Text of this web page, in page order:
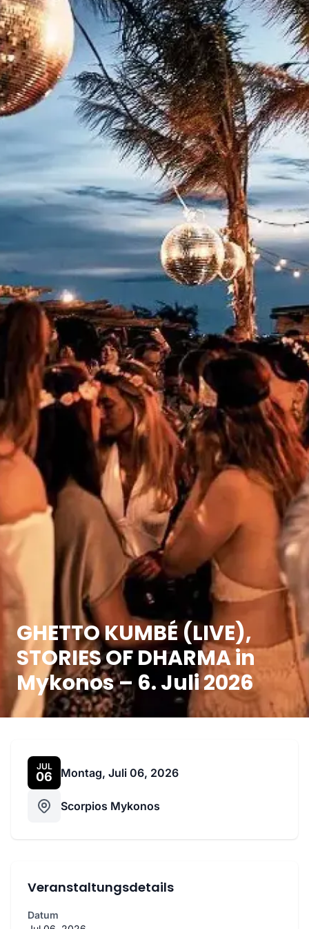
GHETTO KUMBÉ (LIVE),
STORIES OF DHARMA in
Mykonos – 6. Juli 2026
JUL
06 Montag, Juli 06, 2026
Scorpios Mykonos
Veranstaltungsdetails
Datum